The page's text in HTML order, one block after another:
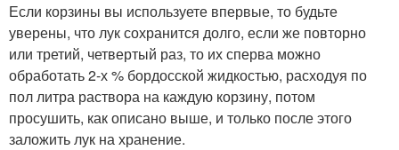
Если корзины вы используете впервые, то будьте
уверены, что лук сохранится долго, если же повторно
или третий, четвертый раз, то их сперва можно
обработать 2-х % бордосской жидкостью, расходуя по
пол литра раствора на каждую корзину, потом
просушить, как описано выше, и только после этого
заложить лук на хранение.